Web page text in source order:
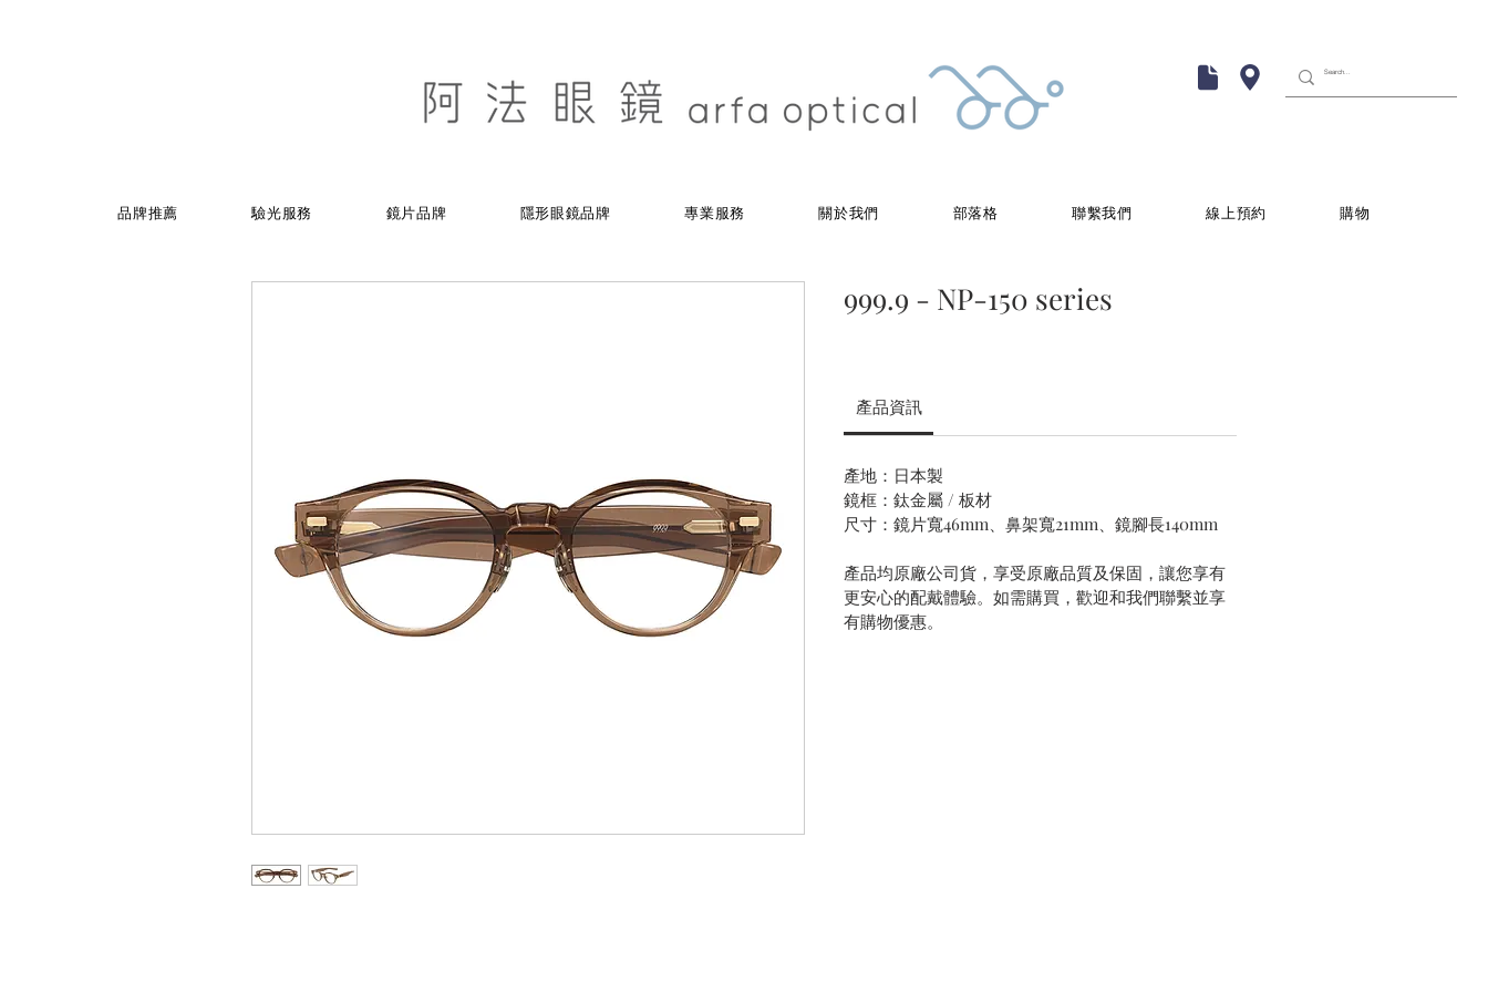
品牌推薦 驗光服務 鏡片品牌 隱形眼鏡品牌 專業服務 關於我們 部落格 聯繫我們 線上預約 購物
999.9 - NP-150 series
產品資訊
產地：日本製
鏡框：鈦金屬 / 板材
尺寸：鏡片寬46mm、鼻架寬21mm、鏡腳長140mm
產品均原廠公司貨，享受原廠品質及保固，讓您享有
更安心的配戴體驗。如需購買，歡迎和我們聯繫並享
有購物優惠。